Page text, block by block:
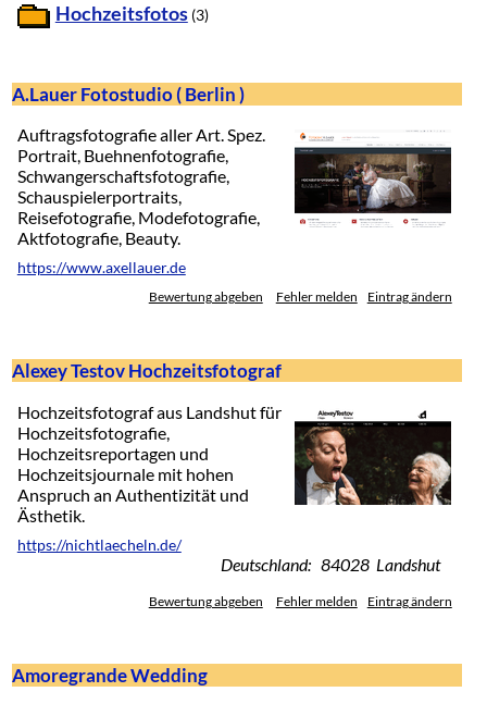
Hochzeitsfotos (3)
A.Lauer Fotostudio ( Berlin )
Auftragsfotografie aller Art. Spez.
Portrait, Buehnenfotografie,
Schwangerschaftsfotografie,
Schauspielerportraits,
Reisefotografie, Modefotografie,
Aktfotografie, Beauty.
https://www.axellauer.de
Bewertung abgeben Fehler melden Eintrag ändern
Alexey Testov Hochzeitsfotograf
Hochzeitsfotograf aus Landshut für
Hochzeitsfotografie,
Hochzeitsreportagen und
Hochzeitsjournale mit hohen
Anspruch an Authentizität und
Ästhetik.
https://nichtlaecheln.de/
Deutschland: 84028 Landshut
Bewertung abgeben Fehler melden Eintrag ändern
Amoregrande Wedding